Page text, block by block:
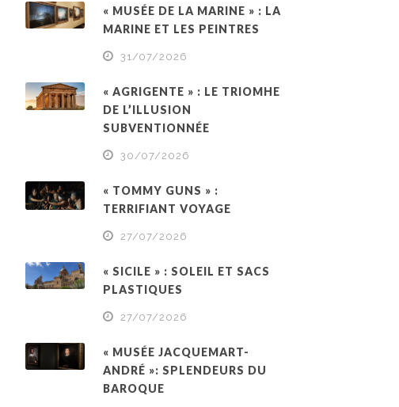
« MUSÉE DE LA MARINE » : LA
MARINE ET LES PEINTRES
31/07/2026
« AGRIGENTE » : LE TRIOMHE
DE L’ILLUSION
SUBVENTIONNÉE
30/07/2026
« TOMMY GUNS » :
TERRIFIANT VOYAGE
27/07/2026
« SICILE » : SOLEIL ET SACS
PLASTIQUES
27/07/2026
« MUSÉE JACQUEMART-
ANDRÉ »: SPLENDEURS DU
BAROQUE